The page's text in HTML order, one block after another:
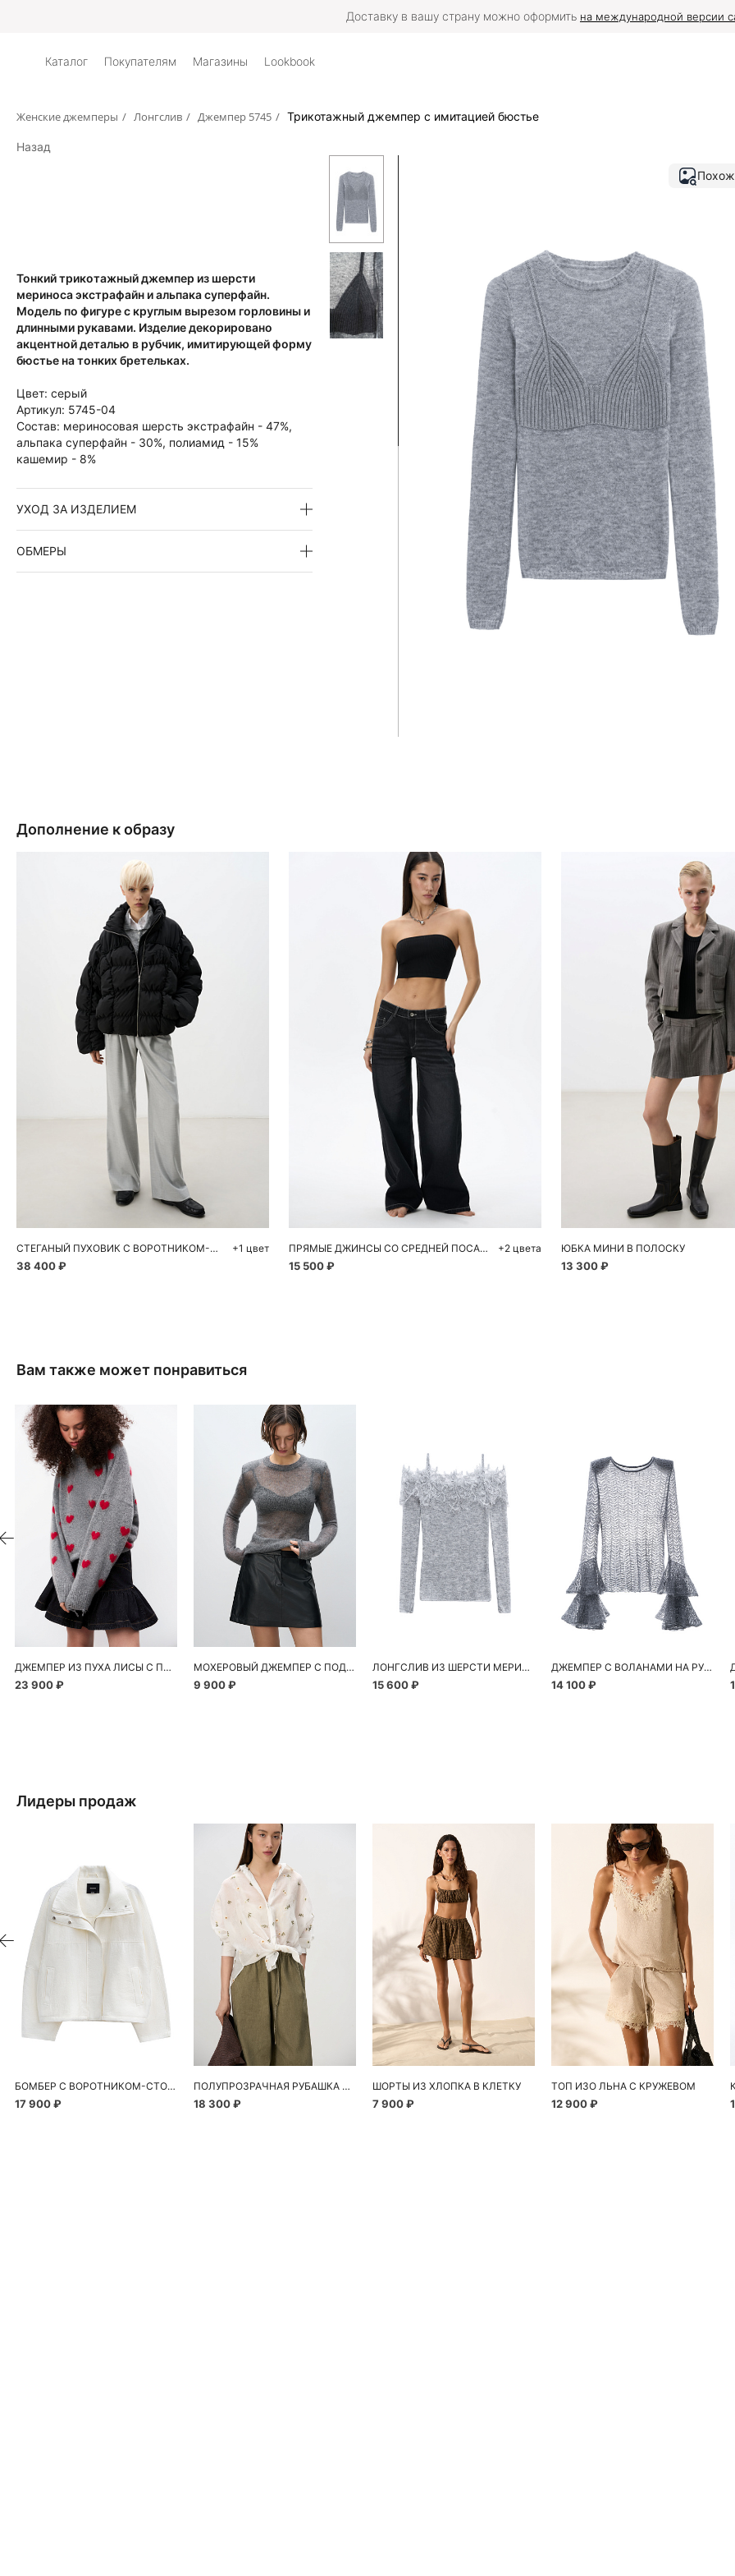
Доставку в вашу страну можно оформить на международной версии
Каталог Покупателям Магазины Lookbook
Женские джемперы / Лонгслив / Джемпер 5745 / Трикотажный джемпер с имитацией бюстье
Назад
Тонкий трикотажный джемпер из шерсти
мериноса экстрафайн и альпака суперфайн.
Модель по фигуре с круглым вырезом горловины и
длинными рукавами. Изделие декорировано
акцентной деталью в рубчик, имитирующей форму
бюстье на тонких бретельках.
Цвет: серый
Артикул: 5745-04
Состав: мериносовая шерсть экстрафайн - 47%,
альпака суперфайн - 30%, полиамид - 15%
кашемир - 8%
УХОД ЗА ИЗДЕЛИЕМ
ОБМЕРЫ
Дополнение к образу
Добавить в корзину
S M
СТЕГАНЫЙ ПУХОВИК С ВОРОТНИКОМ-СТОЙКОЙ
38 400 ₽
+1 цвет
Добавить в корзину
44
ПРЯМЫЕ ДЖИНСЫ СО СРЕДНЕЙ ПОСАДКОЙ
15 500 ₽
+2 цвета
Добавить в
ЮБКА МИНИ В ПОЛОСКУ
13 300 ₽
Вам также может понравиться
ДЖЕМПЕР ИЗ ПУХА ЛИСЫ С ПРИНТОМ В ВИДЕ СЕРДЕЧЕК
23 900 ₽
МОХЕРОВЫЙ ДЖЕМПЕР С ПОДПЛЕЧНИКАМИ
9 900 ₽
ЛОНГСЛИВ ИЗ ШЕРСТИ МЕРИНОСА С КРУЖЕВОМ
15 600 ₽
ДЖЕМПЕР С ВОЛАНАМИ НА РУКАВАХ
14 100 ₽
Лидеры продаж
БОМБЕР С ВОРОТНИКОМ-СТОЙКОЙ
17 900 ₽
ПОЛУПРОЗРАЧНАЯ РУБАШКА С РОМАШКАМИ
18 300 ₽
ШОРТЫ ИЗ ХЛОПКА В КЛЕТКУ
7 900 ₽
ТОП ИЗО ЛЬНА С КРУЖЕВОМ
12 900 ₽